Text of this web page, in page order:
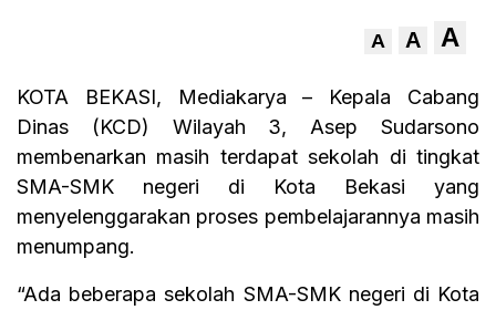
A A A
KOTA BEKASI, Mediakarya – Kepala Cabang
Dinas (KCD) Wilayah 3, Asep Sudarsono
membenarkan masih terdapat sekolah di tingkat
SMA-SMK negeri di Kota Bekasi yang
menyelenggarakan proses pembelajarannya masih
menumpang.
“Ada beberapa sekolah SMA-SMK negeri di Kota